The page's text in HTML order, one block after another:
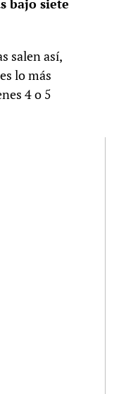
bajo siete
salen así,
lo más
4 o 5